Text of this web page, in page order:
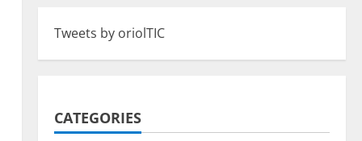
Tweets by oriolTIC
CATEGORIES